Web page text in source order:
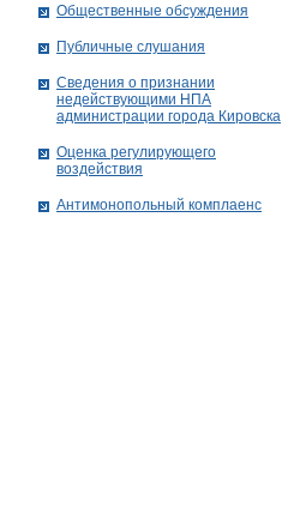
Общественные обсуждения
Публичные слушания
Сведения о признании
недействующими НПА
администрации города Кировскa
Оценка регулирующего
воздействия
Антимонопольный комплаенс